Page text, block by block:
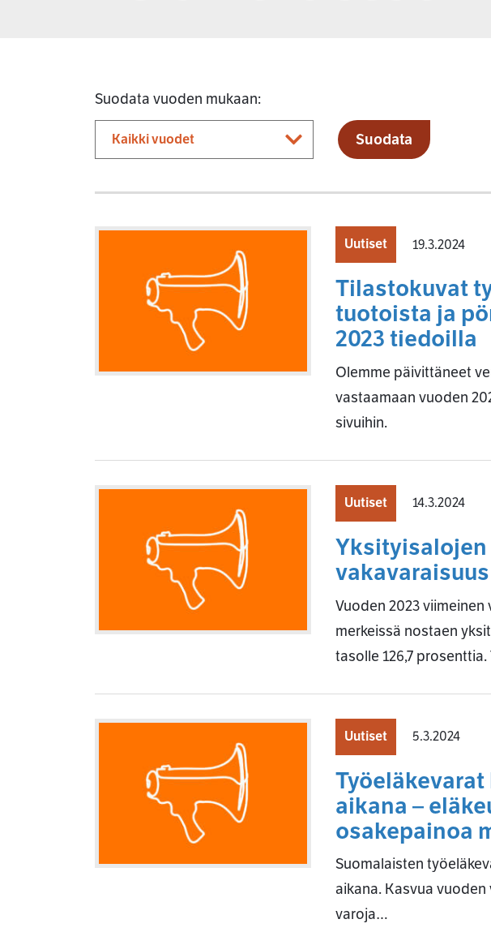
Suodata vuoden mukaan:
Suodata
Uutiset 19.3.2024
Tilastokuvat
tuotoista ja
2023 tiedoilla
Olemme päivittäneet
vastaamaan vuoden
sivuihin.
Uutiset 14.3.2024
Vuoden 2023
merkeissä nostaen
tasolle 126,7
Uutiset 5.3.2024
aikana –
osakepainoa
Suomalaisten
aikana. Kasvua
varoja…